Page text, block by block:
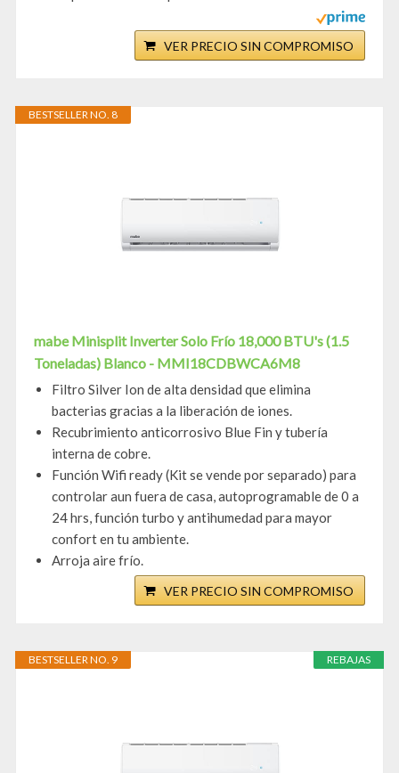
VER PRECIO SIN COMPROMISO
BESTSELLER NO. 8
mabe Minisplit Inverter Solo Frío 18,000 BTU's (1.5
Toneladas) Blanco - MMI18CDBWCA6M8
Filtro Silver Ion de alta densidad que elimina
bacterias gracias a la liberación de iones.
Recubrimiento anticorrosivo Blue Fin y tubería
interna de cobre.
Función Wifi ready (Kit se vende por separado) para
controlar aun fuera de casa, autoprogramable de 0 a
24 hrs, función turbo y antihumedad para mayor
confort en tu ambiente.
Arroja aire frío.
VER PRECIO SIN COMPROMISO
REBAJAS
BESTSELLER NO. 9